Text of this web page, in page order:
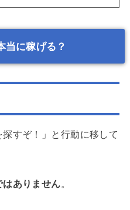
当に稼げる？
すぞ！」と行動に移して
ありません。